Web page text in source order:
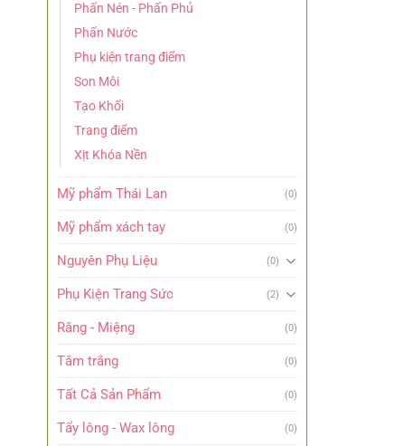
Phấn Nén - Phấn Phủ
Phấn Nước
Phụ kiện trang điểm
Son Môi
Tạo Khối
Trang điểm
Xịt Khóa Nền
Mỹ phẩm Thái Lan (0)
Mỹ phẩm xách tay (0)
Nguyên Phụ Liệu (0)
Phụ Kiện Trang Sức (2)
Răng - Miệng (0)
Tắm trắng (0)
Tất Cả Sản Phẩm (0)
Tẩy lông - Wax lông (0)